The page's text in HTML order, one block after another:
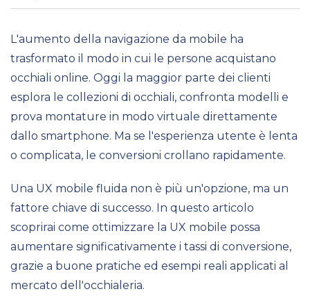
L'aumento della navigazione da mobile ha
trasformato il modo in cui le persone acquistano
occhiali online. Oggi la maggior parte dei clienti
esplora le collezioni di occhiali, confronta modelli e
prova montature in modo virtuale direttamente
dallo smartphone. Ma se l'esperienza utente è lenta
o complicata, le conversioni crollano rapidamente.
Una UX mobile fluida non è più un'opzione, ma un
fattore chiave di successo. In questo articolo
scoprirai come ottimizzare la UX mobile possa
aumentare significativamente i tassi di conversione,
grazie a buone pratiche ed esempi reali applicati al
mercato dell'occhialeria.